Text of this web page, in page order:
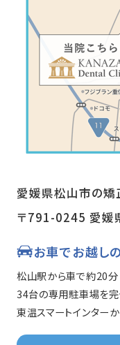
愛媛県松山市の矯
〒791-0245 愛媛
お車でお越し
松山駅から車で約20分
34台の専用駐車場を完
東温スマートインター